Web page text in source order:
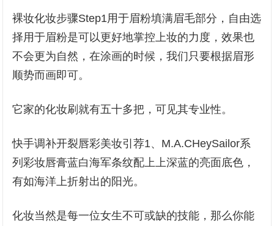
裸妆化妆步骤Step1用于眉粉填满眉毛部分，自由选
择用于眉粉是可以更好地掌控上妆的力度，效果也
不会更为自然，在涂画的时候，我们只要根据眉形
顺势而画即可。
它家的化妆刷就有五十多把，可见其专业性。
快手调补开裂唇彩美妆引荐1、M.A.CHeySailor系
列彩妆唇膏蓝白海军条纹配上上深蓝的亮面底色，
有如海洋上折射出的阳光。
化妆当然是每一位女生不可或缺的技能，那么你能